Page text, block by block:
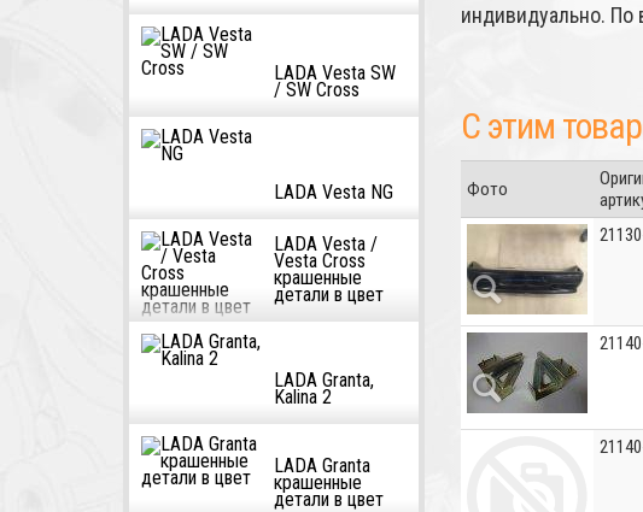
LADA Vesta SW
/ SW Cross
LADA Vesta NG
LADA Vesta /
Vesta Cross
крашенные
детали в цвет
LADA Granta,
Kalina 2
LADA Granta
крашенные
детали в цвет
индивидуально.
С этим
Фото